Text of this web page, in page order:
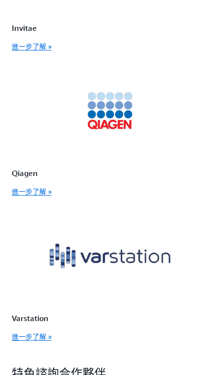
Invitae
進一步了解 »
Qiagen
進一步了解 »
Varstation
進一步了解 »